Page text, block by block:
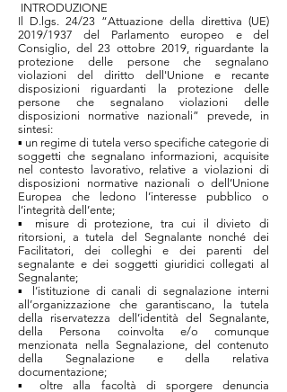
INTRODUZIONE
Il D.lgs. 24/23 “Attuazione della direttiva (UE)
2019/1937 del Parlamento europeo e del
Consiglio, del 23 ottobre 2019, riguardante la
protezione delle persone che segnalano
violazioni del diritto dell'Unione e recante
disposizioni riguardanti la protezione delle
persone che segnalano violazioni delle
disposizioni normative nazionali” prevede, in
sintesi:
▪ un regime di tutela verso specifiche categorie di
soggetti che segnalano informazioni, acquisite
nel contesto lavorativo, relative a violazioni di
disposizioni normative nazionali o dell’Unione
Europea che ledono l’interesse pubblico o
l’integrità dell’ente;
▪ misure di protezione, tra cui il divieto di
ritorsioni, a tutela del Segnalante nonché dei
Facilitatori, dei colleghi e dei parenti del
segnalante e dei soggetti giuridici collegati al
Segnalante;
▪ l’istituzione di canali di segnalazione interni
all’organizzazione che garantiscano, la tutela
della riservatezza dell’identità del Segnalante,
della Persona coinvolta e/o comunque
menzionata nella Segnalazione, del contenuto
della Segnalazione e della relativa
documentazione;
▪ oltre alla facoltà di sporgere denuncia